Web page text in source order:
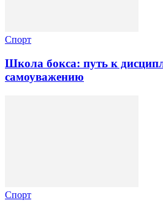
Спорт
Школа бокса: путь к
самоуважению
Спорт